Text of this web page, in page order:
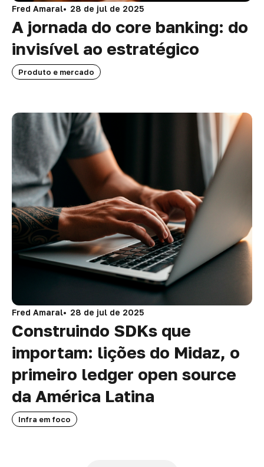
Fred Amaral 28 de jul de 2025
A jornada do core banking: do
invisível ao estratégico
Produto e mercado
Fred Amaral 28 de jul de 2025
Construindo SDKs que
importam: lições do Midaz, o
primeiro ledger open source
da América Latina
Infra em foco